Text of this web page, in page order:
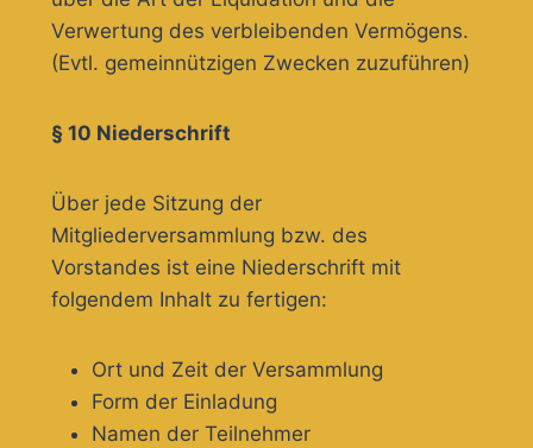
Verwertung des verbleibenden Vermögens.
(Evtl. gemeinnützigen Zwecken zuzuführen)
§ 10 Niederschrift
Über jede Sitzung der
Mitgliederversammlung bzw. des
Vorstandes ist eine Niederschrift mit
folgendem Inhalt zu fertigen:
Ort und Zeit der Versammlung
Form der Einladung
Namen der Teilnehmer